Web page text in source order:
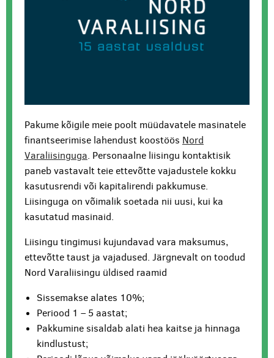
Pakume kõigile meie poolt müüdavatele masinatele
finantseerimise lahendust koostöös Nord
Varaliisinguga. Personaalne liisingu kontaktisik
paneb vastavalt teie ettevõtte vajadustele kokku
kasutusrendi või kapitalirendi pakkumuse.
Liisinguga on võimalik soetada nii uusi, kui ka
kasutatud masinaid.
Liisingu tingimusi kujundavad vara maksumus,
ettevõtte taust ja vajadused. Järgnevalt on toodud
Nord Varaliisingu üldised raamid
Sissemakse alates 10%;
Periood 1 – 5 aastat;
Pakkumine sisaldab alati hea kaitse ja hinnaga
kindlustust;